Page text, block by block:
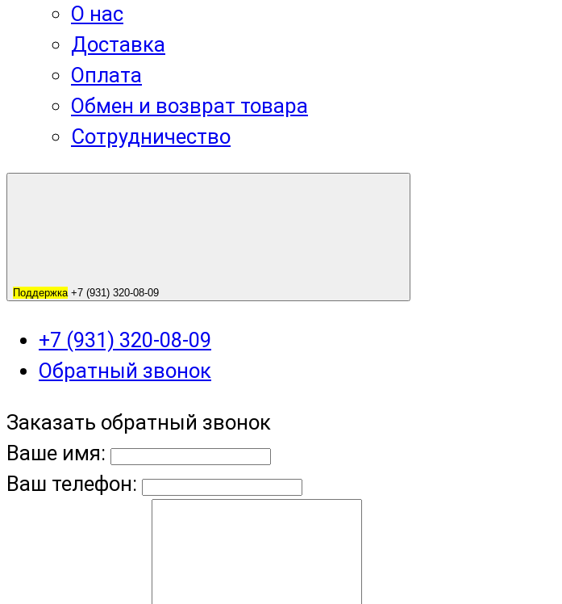
О нас
Доставка
Оплата
Обмен и возврат товара
Сотрудничество
Поддержка +7 (931) 320-08-09
+7 (931) 320-08-09
Обратный звонок
Заказать обратный звонок
Ваше имя:
Ваш телефон: